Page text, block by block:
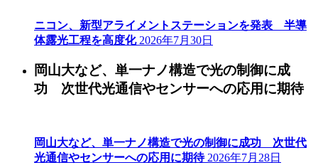
ニコン、新型アライメントステーションを発表 半導
体露光工程を高度化 2026年7月30日
岡山大など、単一ナノ構造で光の制御に成
功 次世代光通信やセンサーへの応用に期待
岡山大など、単一ナノ構造で光の制御に成功 次世代
光通信やセンサーへの応用に期待 2026年7月28日